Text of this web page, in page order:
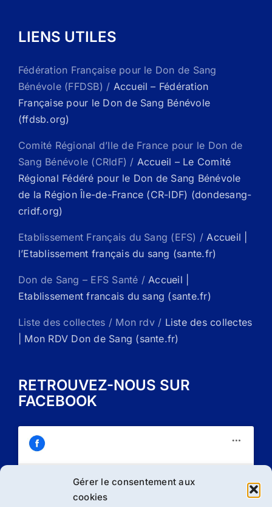
Gérer le consentement aux
cookies
LIENS UTILES
Fédération Française pour le Don de Sang
Bénévole (FFDSB) / Accueil – Fédération
Française pour le Don de Sang Bénévole
(ffdsb.org)
Comité Régional d’Ile de France pour le Don de
Sang Bénévole (CRIdF) / Accueil – Le Comité
Régional Fédéré pour le Don de Sang Bénévole
de la Région Île-de-France (CR-IDF) (dondesang-
cridf.org)
Etablissement Français du Sang (EFS) /Accueil |
l’Etablissement français du sang (sante.fr)
Don de Sang – EFS Santé /Accueil |
Etablissement francais du sang (sante.fr)
Liste des collectes / Mon rdv / Liste des collectes
| Mon RDV Don de Sang (sante.fr)
RETROUVEZ-NOUS SUR
FACEBOOK
Cliquez sur « J’accepte » pour activer